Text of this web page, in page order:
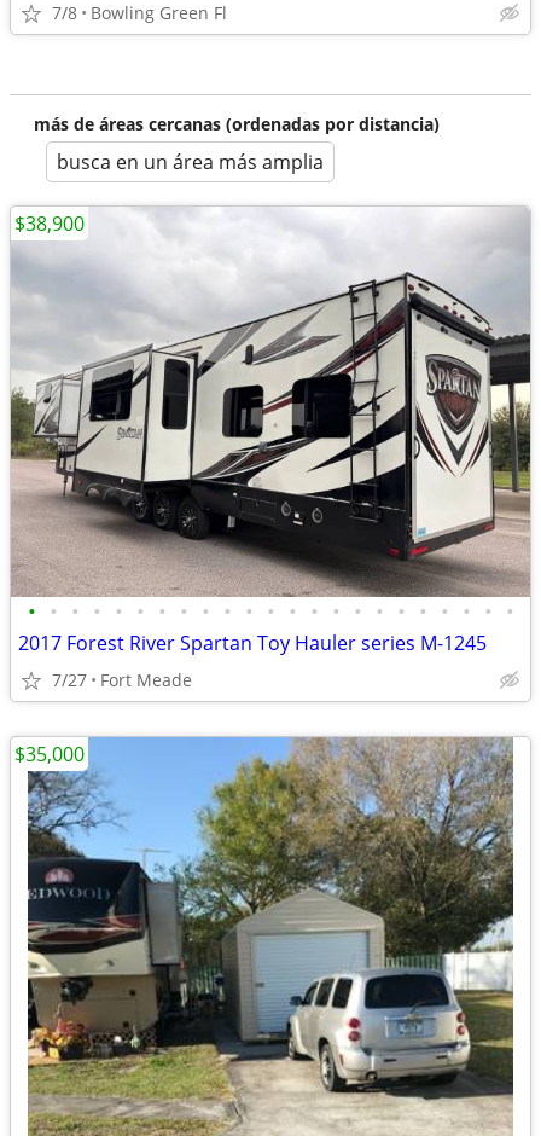
7/8 Bowling Green Fl
más de áreas cercanas (ordenadas por distancia)
busca en un área más amplia
• • • • • • • • • • • • • • • • • • • • • • •
2017 Forest River Spartan Toy Hauler series M-1245
7/27 Fort Meade
$38,900
$35,000